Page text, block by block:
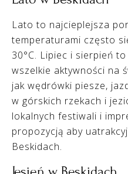
Lato to najcieplejsza
temperaturami często
30°C. Lipiec i sierpień
wszelkie aktywności na
jak wędrówki piesze,
w górskich rzekach i
lokalnych festiwali i
propozycją aby
Beskidach.